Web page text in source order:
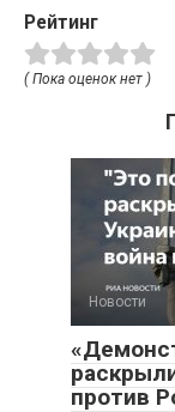
Рейтинг
( Пока оценок нет )
Новости
против